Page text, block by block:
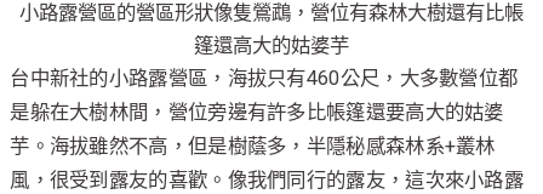
小路露營區的營區形狀像隻鶯鵡，營位有森林大樹還有比帳
篷還高大的姑婆芋
台中新社的小路露營區，海拔只有460公尺，大多數營位都
是躲在大樹林間，營位旁邊有許多比帳篷還要高大的姑婆
芋。海拔雖然不高，但是樹蔭多，半隱秘感森林系+叢林
風，很受到露友的喜歡。像我們同行的露友，這次來小路露